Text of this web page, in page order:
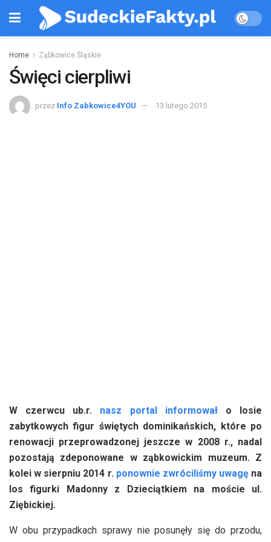
Home Ząbkowice Śląskie
Święci cierpliwi
przez Info Zabkowice4YOU 13 lutego 2015
W czerwcu ub.r. nasz portal informowało losie
zabytkowych figur świętych dominikańskich, które po
renowacji przeprowadzonej jeszcze w 2008 r., nadal
pozostają zdeponowane w ząbkowickim muzeum. Z
kolei w sierpniu 2014 r. ponownie zwróciliśmy uwagęna
los figurki Madonny z Dzieciątkiem na moście ul.
Ziębickiej.
W obu przypadkach sprawy nie posunęły się do przodu,